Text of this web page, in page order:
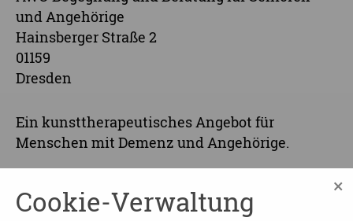
und Angehörige
Hainsberger Straße 2
01159
Dresden
Ein kunsttherapeutisches Angebot für
Menschen mit Demenz und Angehörige.
Ermöglicht das Ausprobieren verschiedener
Materialien und Techniken.
Cookie-Verwaltung ×